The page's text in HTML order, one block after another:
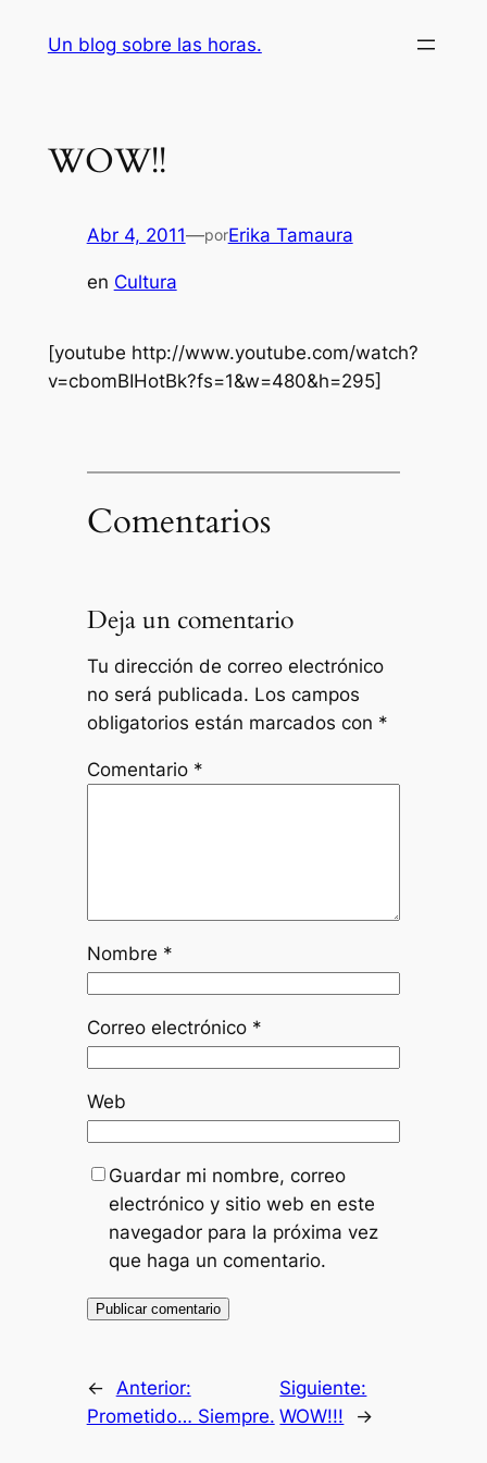
Un blog sobre las horas.
WOW!!
Abr 4, 2011—porErika Tamaura
en Cultura
[youtube http://www.youtube.com/watch?
v=cbomBIHotBk?fs=1&w=480&h=295]
Comentarios
Deja un comentario
Tu dirección de correo electrónico
no será publicada. Los campos
obligatorios están marcados con *
Comentario *
Nombre *
Correo electrónico *
Web
Guardar mi nombre, correo
electrónico y sitio web en este
navegador para la próxima vez
que haga un comentario.
←
Anterior:
Prometido… Siempre.
Siguiente:
WOW!!!
→